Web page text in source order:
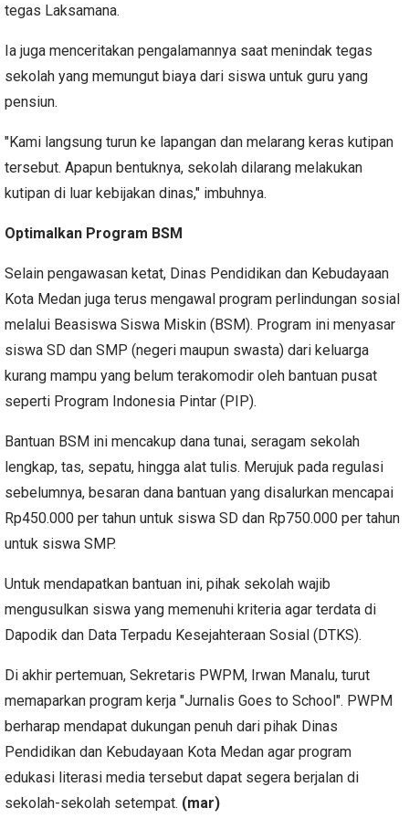
tegas Laksamana.
Ia juga menceritakan pengalamannya saat menindak tegas
sekolah yang memungut biaya dari siswa untuk guru yang
pensiun.
"Kami langsung turun ke lapangan dan melarang keras kutipan
tersebut. Apapun bentuknya, sekolah dilarang melakukan
kutipan di luar kebijakan dinas," imbuhnya.
Optimalkan Program BSM
Selain pengawasan ketat, Dinas Pendidikan dan Kebudayaan
Kota Medan juga terus mengawal program perlindungan sosial
melalui Beasiswa Siswa Miskin (BSM). Program ini menyasar
siswa SD dan SMP (negeri maupun swasta) dari keluarga
kurang mampu yang belum terakomodir oleh bantuan pusat
seperti Program Indonesia Pintar (PIP).
Bantuan BSM ini mencakup dana tunai, seragam sekolah
lengkap, tas, sepatu, hingga alat tulis. Merujuk pada regulasi
sebelumnya, besaran dana bantuan yang disalurkan mencapai
Rp450.000 per tahun untuk siswa SD dan Rp750.000 per tahun
untuk siswa SMP.
Untuk mendapatkan bantuan ini, pihak sekolah wajib
mengusulkan siswa yang memenuhi kriteria agar terdata di
Dapodik dan Data Terpadu Kesejahteraan Sosial (DTKS).
Di akhir pertemuan, Sekretaris PWPM, Irwan Manalu, turut
memaparkan program kerja "Jurnalis Goes to School". PWPM
berharap mendapat dukungan penuh dari pihak Dinas
Pendidikan dan Kebudayaan Kota Medan agar program
edukasi literasi media tersebut dapat segera berjalan di
sekolah-sekolah setempat. (mar)